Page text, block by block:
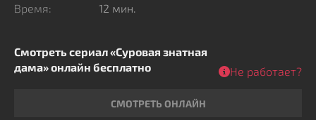
Время:
12 мин.
Смотреть сериал «Суровая знатная
дама» онлайн бесплатно
СМОТРЕТЬ ОНЛАЙН
Не работает?